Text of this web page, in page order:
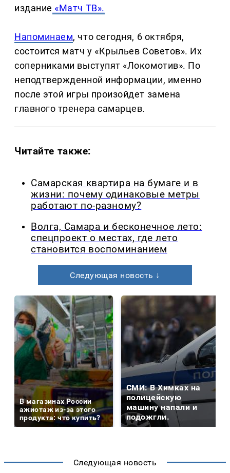
издание «Матч ТВ».
Напоминаем, что сегодня, 6 октября,
состоится матч у «Крыльев Советов». Их
соперниками выступят «Локомотив». По
неподтвержденной информации, именно
после этой игры произойдет замена
главного тренера самарцев.
Читайте также:
Самарская квартира на бумаге и в
жизни: почему одинаковые метры
работают по-разному?
Волга, Самара и бесконечное лето:
спецпроект о местах, где лето
становится воспоминанием
Следующая новость ↓
В магазинах России
ажиотаж из-за этого
продукта: что купить?
СМИ: В Химках на
полицейскую
машину напали и
подожгли.
Следующая новость